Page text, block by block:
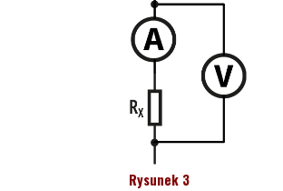
Rysunek 3